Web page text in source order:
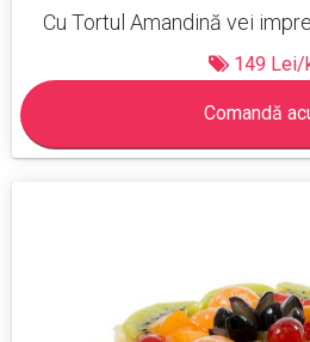
Cu Tortul Amandină vei
149 Lei/
Comandă